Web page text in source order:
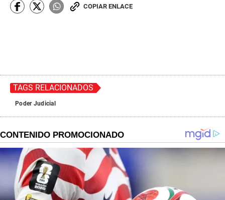
COPIAR ENLACE
TAGS RELACIONADOS
Poder Judicial